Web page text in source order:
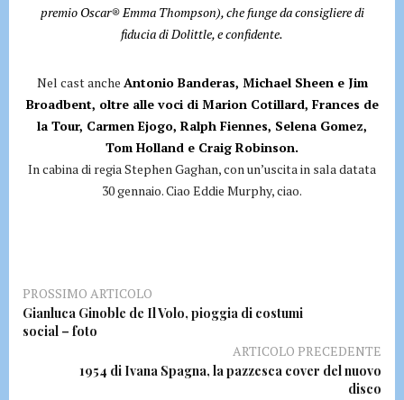
premio Oscar® Emma Thompson), che funge da consigliere di
fiducia di Dolittle, e confidente.
Nel cast anche Antonio Banderas, Michael Sheen e Jim
Broadbent, oltre alle voci di Marion Cotillard, Frances de
la Tour, Carmen Ejogo, Ralph Fiennes, Selena Gomez,
Tom Holland e Craig Robinson.
In cabina di regia Stephen Gaghan, con un’uscita in sala datata
30 gennaio. Ciao Eddie Murphy, ciao.
PROSSIMO ARTICOLO
Gianluca Ginoble de Il Volo, pioggia di costumi
social – foto
ARTICOLO PRECEDENTE
1954 di Ivana Spagna, la pazzesca cover del nuovo
disco